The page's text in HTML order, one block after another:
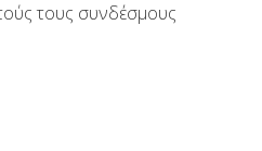
τους συνδέσμους